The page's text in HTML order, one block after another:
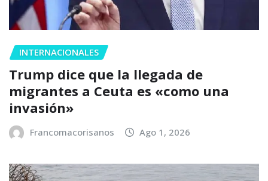
INTERNACIONALES
Trump dice que la llegada de
migrantes a Ceuta es «como una
invasión»
Francomacorisanos Ago 1, 2026